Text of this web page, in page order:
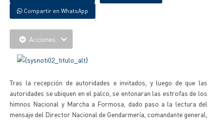
Compartir en WhatsApp
Acciones
Tras la recepción de autoridades e invitados, y luego de que las
autoridades se ubiquen en el palco, se entonaran las estrofas de los
himnos Nacional y Marcha a Formosa, dado paso a la lectura del
mensaje del Director Nacional de Gendarmería, comandante general,